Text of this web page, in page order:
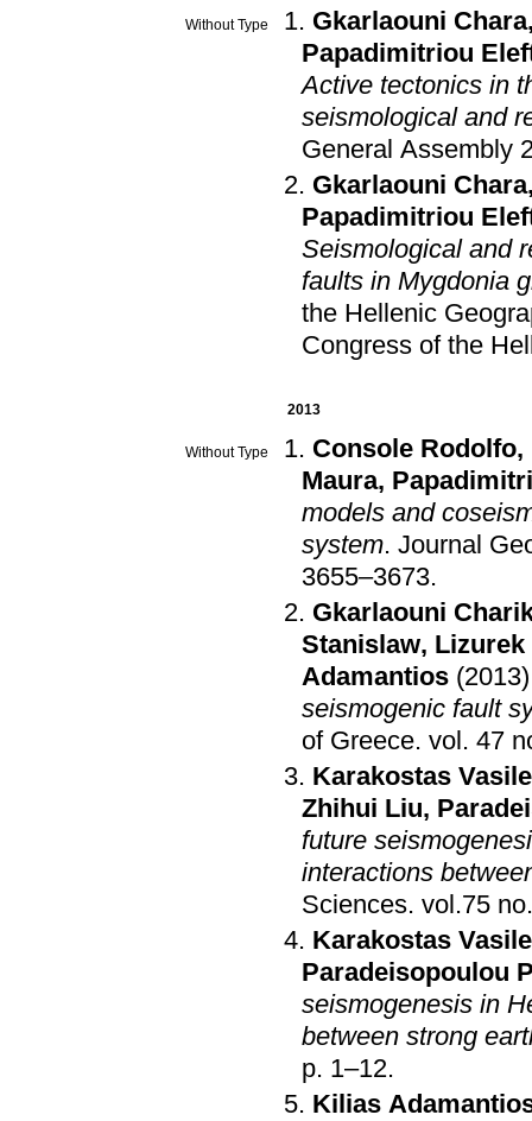
Without Type Gkarlaouni Chara
Papadimitriou
Active tectonics in
seismological and
General Assembly
Gkarlaouni Chara
Papadimitriou
Seismological and
faults in Mygdonia
the Hellenic
Congress of the
2013
Without Type Console Rodolfo,
Maura,
models and
system. Journal
3655–3673.
Gkarlaouni
Stanislaw, Lizurek
Adamantios (2013)
seismogenic fault
of Greece. vol. 47
Karakostas
Zhihui Liu,
future
interactions
Sciences. vol.75
Karakostas
Paradeisopoulou
seismogenesis in
between strong
p. 1–12.
Kilias